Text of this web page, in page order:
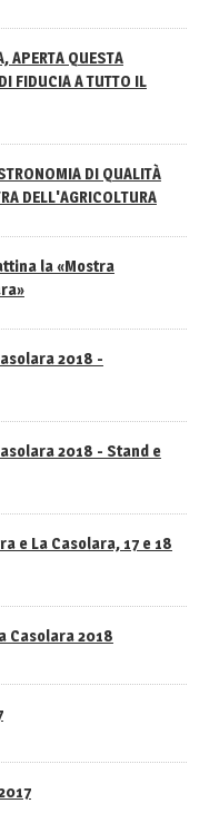
APERTA QUESTA
FIDUCIA A TUTTO IL
DI QUALITÀ
DELL'AGRICOLTURA
la «Mostra
2018 -
2018 - Stand e
e La Casolara, 17 e 18
Casolara 2018